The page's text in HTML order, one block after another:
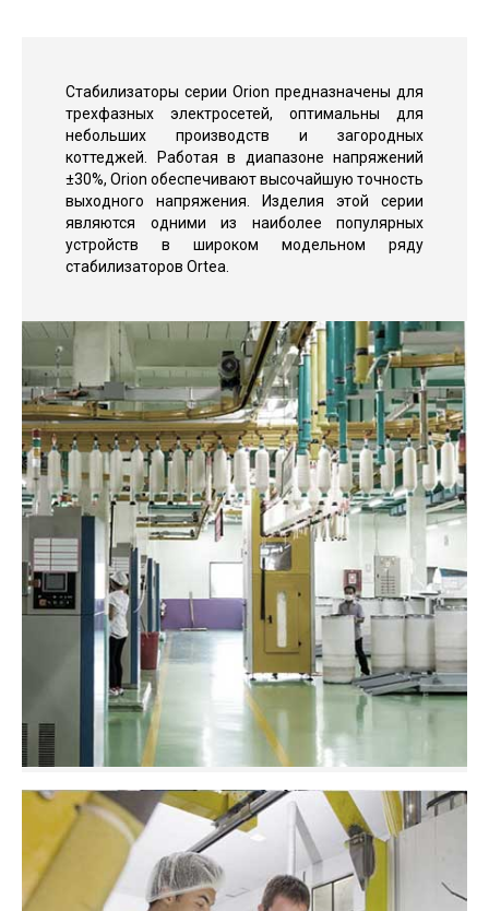
Стабилизаторы серии Orion предназначены для
трехфазных электросетей, оптимальны для
небольших производств и загородных
коттеджей. Работая в диапазоне напряжений
±30%, Orion обеспечивают высочайшую точность
выходного напряжения. Изделия этой серии
являются одними из наиболее популярных
устройств в широком модельном ряду
стабилизаторов Ortea.